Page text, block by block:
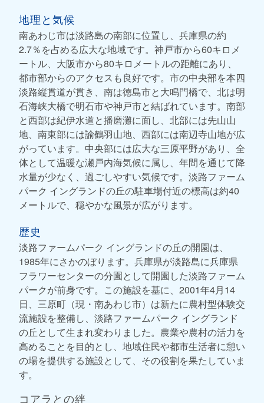
地理と気候
南あわじ市は淡路島の南部に位置し、兵庫県の約
2.7％を占める広大な地域です。神戸市から60キロメ
ートル、大阪市から80キロメートルの距離にあり、
都市部からのアクセスも良好です。市の中央部を本四
淡路縦貫道が貫き、南は徳島市と大鳴門橋で、北は明
石海峡大橋で明石市や神戸市と結ばれています。南部
と西部は紀伊水道と播磨灘に面し、北部には先山山
地、南東部には諭鶴羽山地、西部には南辺寺山地が広
がっています。中央部には広大な三原平野があり、全
体として温暖な瀬戸内海気候に属し、年間を通じて降
水量が少なく、過ごしやすい気候です。淡路ファーム
パーク イングランドの丘の駐車場付近の標高は約40
メートルで、穏やかな風景が広がります。
歴史
淡路ファームパーク イングランドの丘の開園は、
1985年にさかのぼります。兵庫県が淡路島に兵庫県
フラワーセンターの分園として開園した淡路ファーム
パークが前身です。この施設を基に、2001年4月14
日、三原町（現・南あわじ市）は新たに農村型体験交
流施設を整備し、淡路ファームパーク イングランド
の丘として生まれ変わりました。農業や農村の活力を
高めることを目的とし、地域住民や都市生活者に憩い
の場を提供する施設として、その役割を果たしていま
す。
コアラとの絆